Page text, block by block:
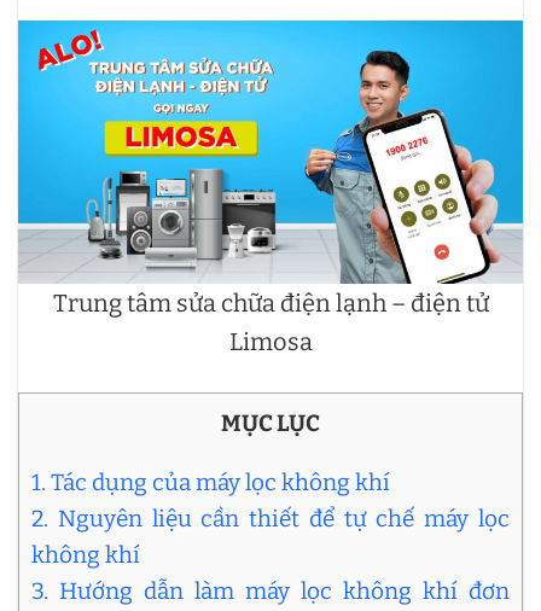
Trung tâm sửa chữa điện lạnh – điện tử
Limosa
MỤC LỤC
1. Tác dụng của máy lọc không khí
2. Nguyên liệu cần thiết để tự chế máy lọc
không khí
3. Hướng dẫn làm máy lọc không khí đơn